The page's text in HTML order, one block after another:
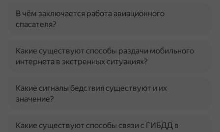
В чём заключается работа авиационного
спасателя?
Какие существуют способы раздачи мобильного
интернета в экстренных ситуациях?
Какие сигналы бедствия существуют и их
значение?
Какие существуют способы связи с ГИБДД в